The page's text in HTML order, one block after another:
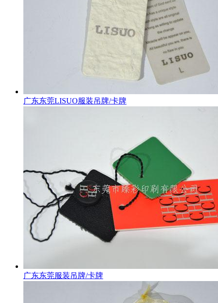
广东东莞LISUO服装吊牌/卡牌
广东东莞服装吊牌/卡牌